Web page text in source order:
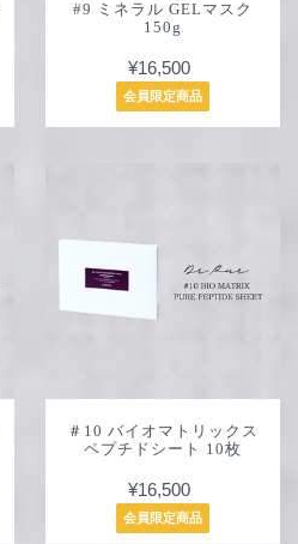
#9 ミネラル GELマスク
150g
¥16,500
会員限定商品
＃10 バイオマトリックス
ペプチドシート 10枚
¥16,500
会員限定商品